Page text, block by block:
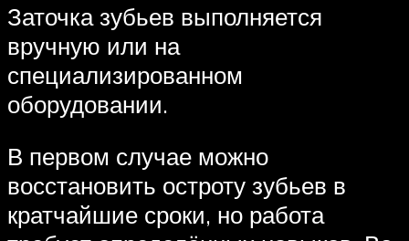
Заточка зубьев выполняется
вручную или на
специализированном
оборудовании.
В первом случае можно
восстановить остроту зубьев в
кратчайшие сроки, но работа